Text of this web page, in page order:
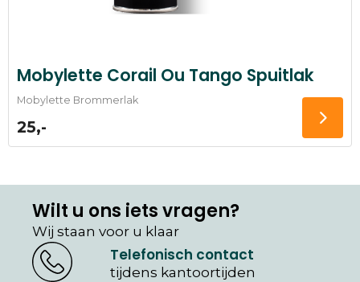
Mobylette Corail Ou Tango Spuitlak
Mobylette Brommerlak
25,-
Wilt u ons iets vragen?
Wij staan voor u klaar
Telefonisch contact
tijdens kantoortijden